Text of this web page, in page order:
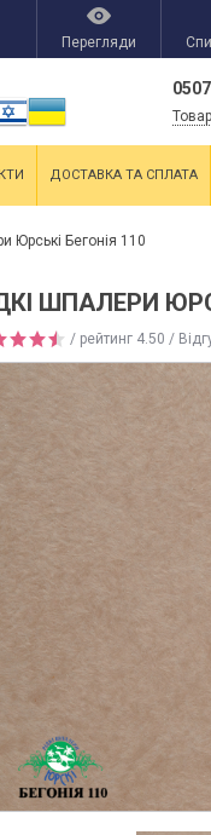
Перегляди
ДОСТАВКА ТА СПЛАТА
Юрські Бегонія 110
ШПАЛЕРИ
/ рейтинг 4.50 /